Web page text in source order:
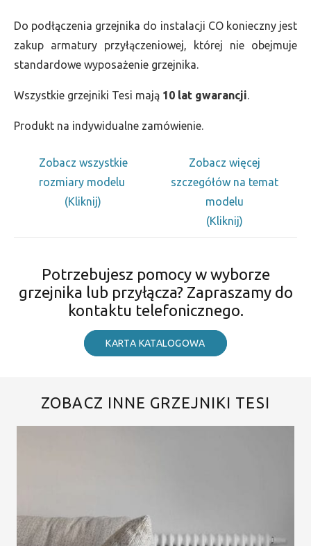
Do podłączenia grzejnika do instalacji CO konieczny jest
zakup armatury przyłączeniowej, której nie obejmuje
standardowe wyposażenie grzejnika.
Wszystkie grzejniki Tesi mają 10 lat gwarancji.
Produkt na indywidualne zamówienie.
Zobacz wszystkie
rozmiary modelu
(Kliknij)
Zobacz więcej
szczegółów na temat
modelu
(Kliknij)
Potrzebujesz pomocy w wyborze
grzejnika lub przyłącza? Zapraszamy do
kontaktu telefonicznego.
KARTA KATALOGOWA
ZOBACZ INNE GRZEJNIKI TESI